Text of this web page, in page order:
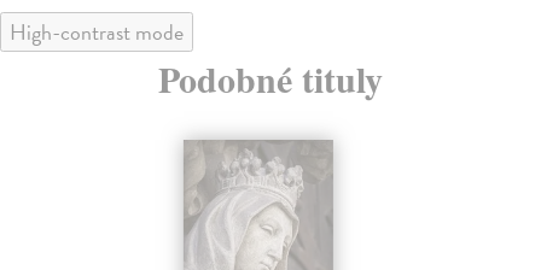
High-contrast mode
Podobné tituly